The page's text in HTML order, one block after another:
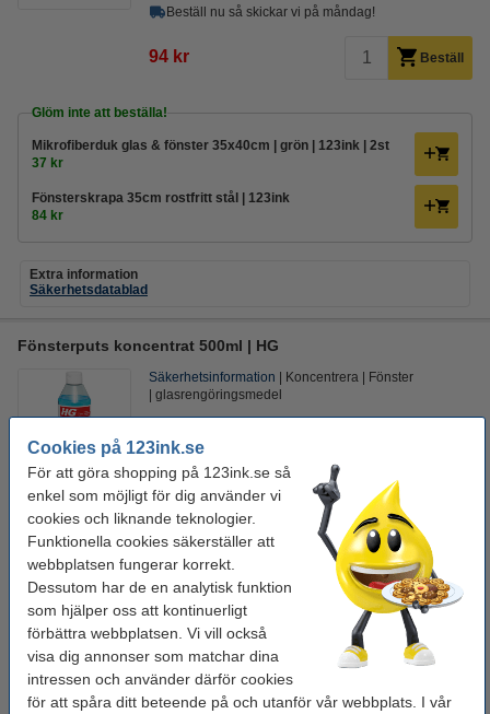
Cookies på 123ink.se
För att göra shopping på 123ink.se så
enkel som möjligt för dig använder vi
cookies och liknande teknologier.
Funktionella cookies säkerställer att
webbplatsen fungerar korrekt.
Dessutom har de en analytisk funktion
som hjälper oss att kontinuerligt
förbättra webbplatsen. Vi vill också
visa dig annonser som matchar dina
intressen och använder därför cookies
för att spåra ditt beteende på och utanför vår webbplats. I vår
Beställ nu så skickar vi på måndag!
94 kr Beställ
Glöm inte att beställa!
Mikrofiberduk glas & fönster 35x40cm | grön | 123ink | 2st
37 kr
Fönsterskrapa 35cm rostfritt stål | 123ink
84 kr
Extra information
Säkerhetsdatablad
Fönsterputs koncentrat 500ml | HG
Säkerhetsinformation Koncentrera
Fönster
glasrengöringsmedel
i lager
Beställ nu så skickar vi på måndag!
74 kr Beställ
Glöm inte att beställa!
Mikrofiberduk glas & fönster 35x40cm | grön | 123ink | 2st
37 kr
Fönsterskrapa 35cm rostfritt stål | 123ink
84 kr